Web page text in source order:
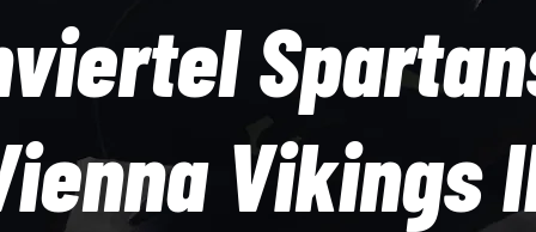
Vikings